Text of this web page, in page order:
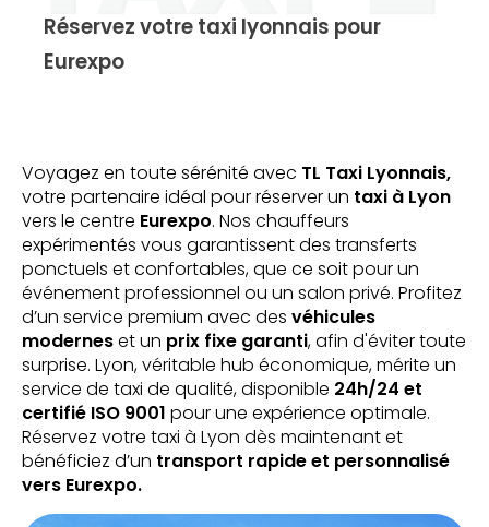
Réservez votre taxi lyonnais pour
Eurexpo
Voyagez en toute sérénité avec TL Taxi Lyonnais,
votre partenaire idéal pour réserver un taxi à Lyon
vers le centre Eurexpo. Nos chauffeurs
expérimentés vous garantissent des transferts
ponctuels et confortables, que ce soit pour un
événement professionnel ou un salon privé. Profitez
d’un service premium avec des véhicules
moderneset un prix fixe garanti, afin d'éviter toute
surprise. Lyon, véritable hub économique, mérite un
service de taxi de qualité, disponible 24h/24 et
certifié ISO 9001 pour une expérience optimale.
Réservez votre taxi à Lyon dès maintenant et
bénéficiez d’un transport rapide et personnalisé
vers Eurexpo.